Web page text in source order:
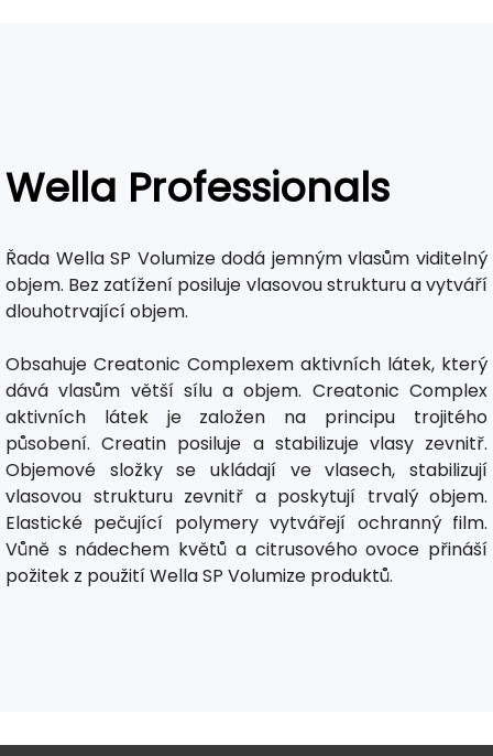
Wella Professionals
Řada Wella SP Volumize dodá jemným vlasům viditelný
objem. Bez zatížení posiluje vlasovou strukturu a vytváří
dlouhotrvající objem.
Obsahuje Creatonic Complexem aktivních látek, který
dává vlasům větší sílu a objem. Creatonic Complex
aktivních látek je založen na principu trojitého
působení. Creatin posiluje a stabilizuje vlasy zevnitř.
Objemové složky se ukládají ve vlasech, stabilizují
vlasovou strukturu zevnitř a poskytují trvalý objem.
Elastické pečující polymery vytvářejí ochranný film.
Vůně s nádechem květů a citrusového ovoce přináší
požitek z použití Wella SP Volumize produktů.